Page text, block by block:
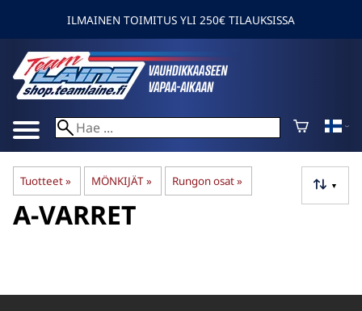
ILMAINEN TOIMITUS YLI 250€ TILAUKSISSA
Tuotteet‪» MÖNKIJÄT ‪» Rungon osat‪» ▼
A-VARRET